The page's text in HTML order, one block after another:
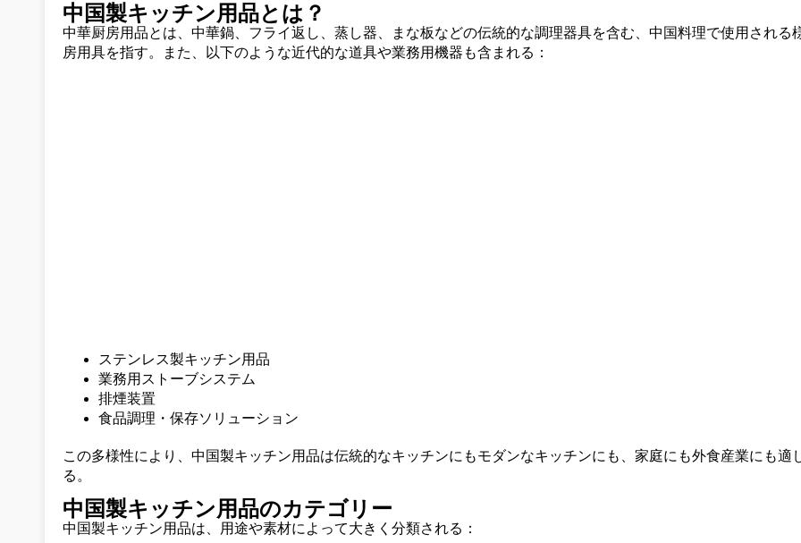
中国製キッチン用品とは？
中華厨房用品とは、中華鍋、フライ返し、蒸し器、まな板などの伝統的な調理器具を含む、中国料理で使用される
房用具を指す。また、以下のような近代的な道具や業務用機器も含まれる：
ステンレス製キッチン用品
業務用ストーブシステム
排煙装置
食品調理・保存ソリューション
この多様性により、中国製キッチン用品は伝統的なキッチンにもモダンなキッチンにも、家庭にも外食産業にも適
る。
中国製キッチン用品のカテゴリー
中国製キッチン用品は、用途や素材によって大きく分類される：